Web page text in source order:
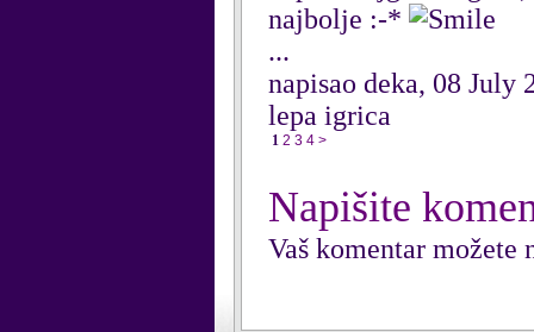
najbolje :-*
...
napisao deka, 08 July
lepa igrica
1 2 3 4 >
Napišite
Vaš komentar možete